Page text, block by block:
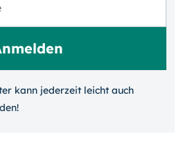
kann jeder­zeit leicht auch